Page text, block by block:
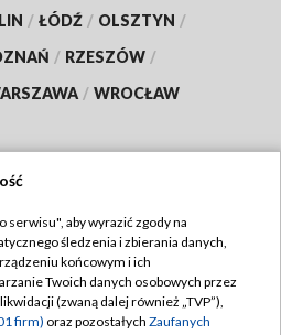
/ ŁÓDŹ / OLSZTYN /
/ RZESZÓW /
/ WROCŁAW
TVP
TVP
prywatności
serwisu", aby wyrazić zgody na
śledzenia i zbierania danych,
końcowym i ich
Twoich danych osobowych przez
(zwaną dalej również „TVP”),
firm) oraz pozostałych Zaufanych